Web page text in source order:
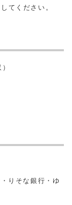
てください。
りそな銀行・ゆ